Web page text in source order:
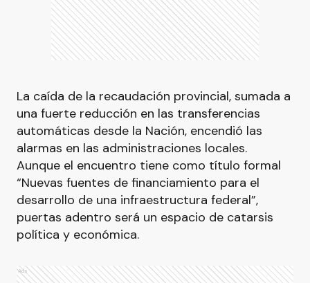
La caída de la recaudación provincial, sumada a
una fuerte reducción en las transferencias
automáticas desde la Nación, encendió las
alarmas en las administraciones locales.
Aunque el encuentro tiene como título formal
“Nuevas fuentes de financiamiento para el
desarrollo de una infraestructura federal”,
puertas adentro será un espacio de catarsis
política y económica.
Ads